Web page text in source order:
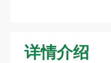
详情介绍